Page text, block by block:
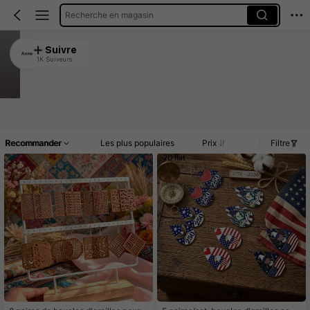
Recherche en magasin
Home of Annie Jewellery
4.88
Suivre
1K Suiveurs
Recommander Les plus populaires Prix Filtre